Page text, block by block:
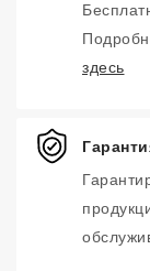
здесь